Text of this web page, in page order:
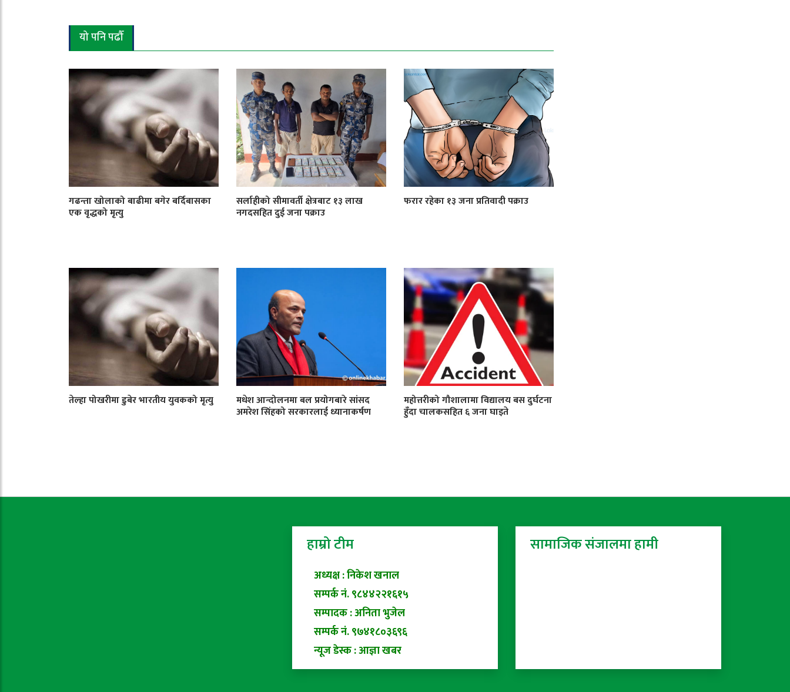
यो पनि पढौँ
गढन्ता खोलाको बाढीमा बगेर बर्दिबासका
एक वृद्धको मृत्यु
सर्लाहीको सीमावर्ती क्षेत्रबाट १३ लाख
नगदसहित दुई जना पक्राउ
फरार रहेका १३ जना प्रतिवादी पक्राउ
तेल्हा पोखरीमा डुबेर भारतीय युवकको मृत्यु मधेश आन्दोलनमा बल प्रयोगबारे सांसद
अमरेश सिंहको सरकारलाई ध्यानाकर्षण
महोत्तरीको गौशालामा विद्यालय बस दुर्घटना
हुँदा चालकसहित ६ जना घाइते
हाम्रो टीम
अध्यक्ष : निकेश खनाल
सम्पर्क नं. ९८४४२२१६१५
सम्पादक : अनिता भुजेल
सम्पर्क नं. ९७४१८०३६९६
न्यूज डेस्क : आज्ञा खबर
सामाजिक संजालमा हामी